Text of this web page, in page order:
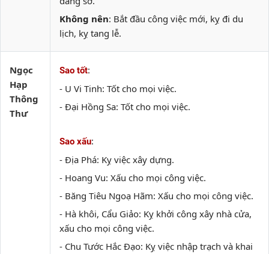
Không nên: Bắt đầu công việc mới, kỵ đi du
lịch, kỵ tang lễ.
Ngọc
Hạp
Thông
Thư
Sao tốt:
- U Vi Tinh: Tốt cho mọi việc.
- Đại Hồng Sa: Tốt cho mọi việc.
Sao xấu:
- Địa Phá: Kỵ việc xây dựng.
- Hoang Vu: Xấu cho mọi công việc.
- Băng Tiêu Ngoạ Hãm: Xấu cho mọi công việc.
- Hà khôi, Cẩu Giảo: Kỵ khởi công xây nhà cửa,
xấu cho mọi công việc.
- Chu Tước Hắc Đạo: Kỵ việc nhập trạch và khai